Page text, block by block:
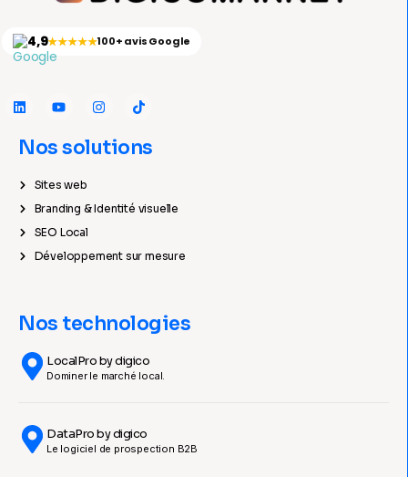
4,9★★★★★100+ avis Google
Nos solutions
Sites web
Branding & Identité visuelle
SEO Local
Développement sur mesure
Nos technologies
LocalPro by digico
Dominer le marché local.
DataPro by digico
Le logiciel de prospection B2B